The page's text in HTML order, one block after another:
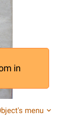
in
menu